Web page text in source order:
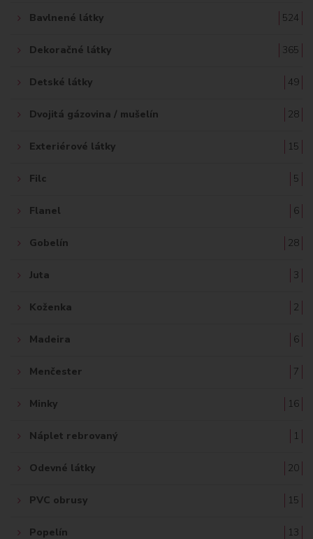
Bavlnené látky 524
Dekoračné látky 365
Detské látky 49
Dvojitá gázovina / mušelín 28
Exteriérové látky 15
Filc 5
Flanel 6
Gobelín 28
Juta 3
Koženka 2
Madeira 6
Menčester 7
Minky 16
Náplet rebrovaný 1
Odevné látky 20
PVC obrusy 15
Popelín 13